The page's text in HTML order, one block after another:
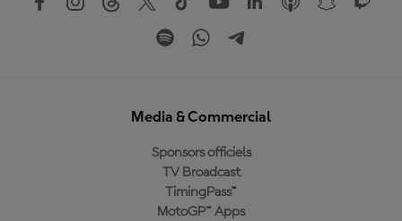
Media & Commercial
Sponsors officiels
TV Broadcast
TimingPass™
MotoGP™ Apps